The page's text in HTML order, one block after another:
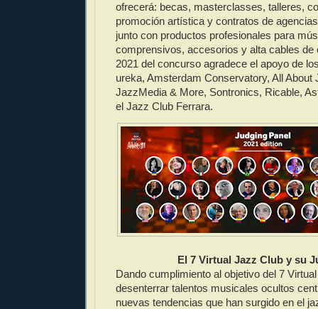
ofrecerá: becas, masterclasses, talleres,
promoción artística y contratos de
junto con productos profesionales para
comprensivos, accesorios y alta cables de
2021 del concurso agradece el apoyo de
ureka, Amsterdam Conservatory, All About
JazzMedia & More, Sontronics, Ricable,
el Jazz Club Ferrara.
El 7 Virtual Jazz Club y su
Dando cumplimiento al objetivo del 7
desenterrar talentos musicales ocultos
nuevas tendencias que han surgido en el